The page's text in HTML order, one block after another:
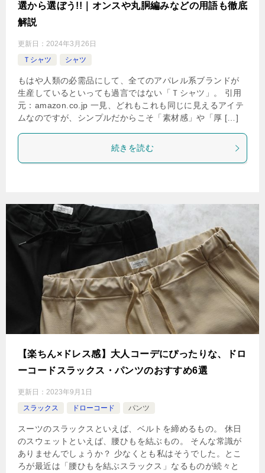
選から選ぼう!!｜オンスや丸胴編みなどの用語も徹底
解説
更新日： 2024年3月26日
Ｔシャツ
シャツ
もはや人類の必需品にして、全てのアパレル系ブランドが
生産しているといっても過言ではない「Ｔシャツ」。 引用
元：amazon.co.jp 一見、どれもこれも同じに見えるアイテ
ムなのですが、シンプルだからこそ「素材感」や「厚 […]
続きを読む
【楽ちん×ドレス感】大人コーデにぴったりな、ドロ
ーコードスラックス・パンツのおすすめ6選
更新日： 2023年9月1日
スラックス
ドローコード パンツ
スーツのスラックスといえば、ベルトを締めるもの。 休日
のスウェットといえば、腰ひもを結ぶもの。 そんな常識が
ありませんでしょうか？ 少なくとも私はそうでした。とこ
ろが最近は「腰ひもを結ぶスラックス」なるものが続々と